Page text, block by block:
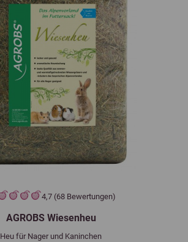
4,7 (68 Bewertungen)
AGROBS Wiesenheu
Heu für Nager und Kaninchen